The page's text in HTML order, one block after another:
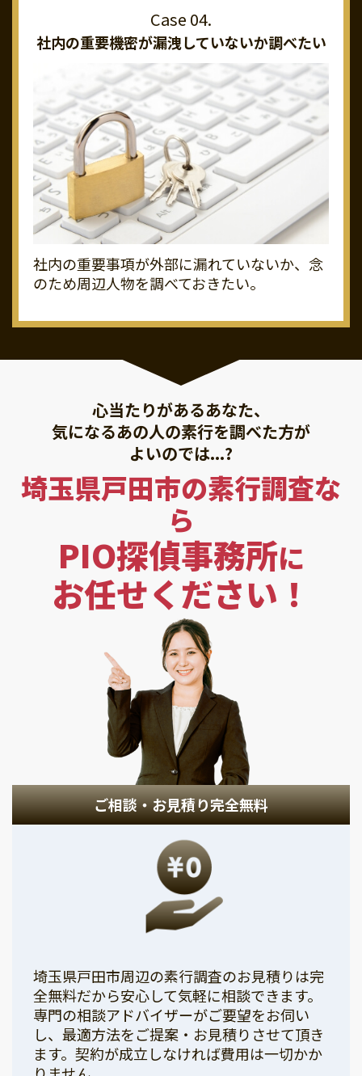
社内の重要機密が漏洩していないか調べたい
社内の重要事項が外部に漏れていないか、念
のため周辺人物を調べておきたい。
心当たりがあるあなた、
気になるあの人の素行を調べた方が
よいのでは...?
埼玉県戸田市の素行調査な
ら
PIO探偵事務所に
お任せください！
ご相談・お見積り完全無料
埼玉県戸田市周辺の素行調査のお見積りは完
全無料だから安心して気軽に相談できます。
専門の相談アドバイザーがご要望をお伺い
し、最適方法をご提案・お見積りさせて頂き
ます。契約が成立しなければ費用は一切かか